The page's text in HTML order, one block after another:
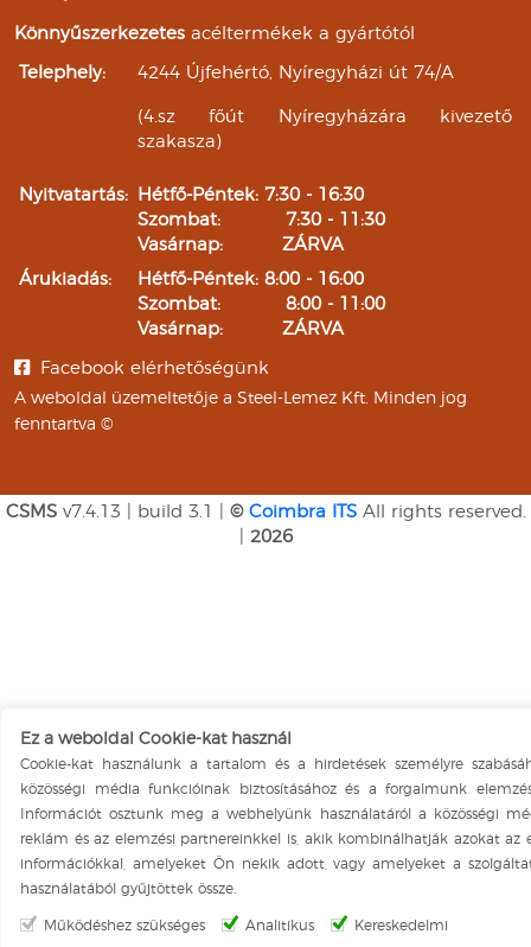
Könnyűszerkezetes acéltermékek a gyártótól
Telephely: 4244 Újfehértó, Nyíregyházi út 74/A
(4.sz főút Nyíregyházára kivezető
szakasza)
Nyitvatartás:
Hétfő-Péntek: 7:30 - 16:30
Szombat: 7:30 - 11:30
Vasárnap: ZÁRVA
Árukiadás:
Hétfő-Péntek: 8:00 - 16:00
Szombat: 8:00 - 11:00
Vasárnap: ZÁRVA
Facebook elérhetőségünk
A weboldal üzemeltetője a Steel-Lemez Kft. Minden jog
fenntartva ©
CSMSv7.4.13 | build 3.1 | © Coimbra ITS All rights reserved.
2026
Ez a weboldal Cookie-kat használ
Cookie-kat használunk a tartalom és a hirdetések személyre
közösségi média funkcióinak biztosításához és a forgalmunk
Információt osztunk meg a webhelyünk használatáról a közösségi
reklám és az elemzési partnereinkkel is, akik kombinálhatják azokat az
információkkal, amelyeket Ön nekik adott, vagy amelyeket a
használatából gyűjtöttek össze.
Működéshez szükséges Analitikus Kereskedelmi